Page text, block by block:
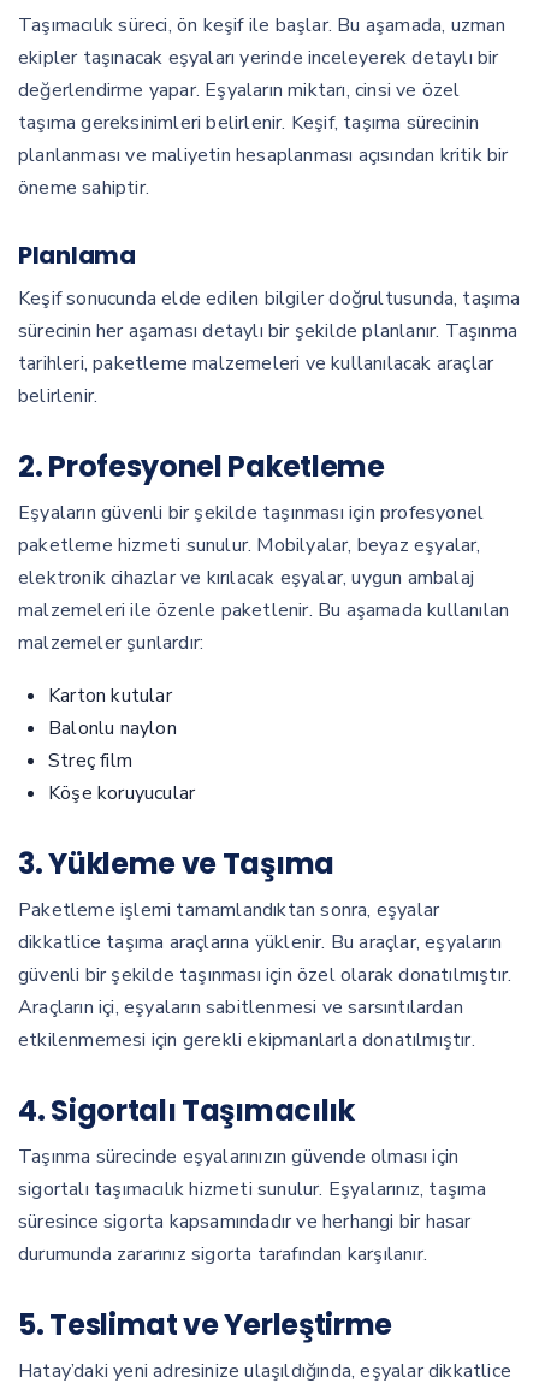
Taşımacılık süreci, ön keşif ile başlar. Bu aşamada, uzman
ekipler taşınacak eşyaları yerinde inceleyerek detaylı bir
değerlendirme yapar. Eşyaların miktarı, cinsi ve özel
taşıma gereksinimleri belirlenir. Keşif, taşıma sürecinin
planlanması ve maliyetin hesaplanması açısından kritik bir
öneme sahiptir.
Planlama
Keşif sonucunda elde edilen bilgiler doğrultusunda, taşıma
sürecinin her aşaması detaylı bir şekilde planlanır. Taşınma
tarihleri, paketleme malzemeleri ve kullanılacak araçlar
belirlenir.
2. Profesyonel Paketleme
Eşyaların güvenli bir şekilde taşınması için profesyonel
paketleme hizmeti sunulur. Mobilyalar, beyaz eşyalar,
elektronik cihazlar ve kırılacak eşyalar, uygun ambalaj
malzemeleri ile özenle paketlenir. Bu aşamada kullanılan
malzemeler şunlardır:
Karton kutular
Balonlu naylon
Streç film
Köşe koruyucular
3. Yükleme ve Taşıma
Paketleme işlemi tamamlandıktan sonra, eşyalar
dikkatlice taşıma araçlarına yüklenir. Bu araçlar, eşyaların
güvenli bir şekilde taşınması için özel olarak donatılmıştır.
Araçların içi, eşyaların sabitlenmesi ve sarsıntılardan
etkilenmemesi için gerekli ekipmanlarla donatılmıştır.
4. Sigortalı Taşımacılık
Taşınma sürecinde eşyalarınızın güvende olması için
sigortalı taşımacılık hizmeti sunulur. Eşyalarınız, taşıma
süresince sigorta kapsamındadır ve herhangi bir hasar
durumunda zararınız sigorta tarafından karşılanır.
5. Teslimat ve Yerleştirme
Hatay’daki yeni adresinize ulaşıldığında, eşyalar dikkatlice